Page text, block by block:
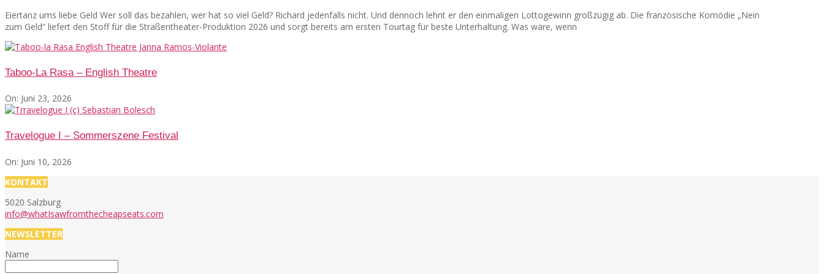
Eiertanz ums liebe Geld Wer soll das bezahlen, wer hat so viel Geld? Richard jedenfalls nicht. Und dennoch lehnt er den einmaligen Lottogewinn großzügig ab. Die französische Komödie „Nein
zum Geld“ liefert den Stoff für die Straßentheater-Produktion 2026 und sorgt bereits am ersten Tourtag für beste Unterhaltung. Was wäre, wenn
Taboo-La Rasa – English Theatre
On: Juni 23, 2026
Travelogue I – Sommerszene Festival
On: Juni 10, 2026
KONTAKT
5020 Salzburg
info@whatIsawfromthecheapseats.com
NEWSLETTER
Name